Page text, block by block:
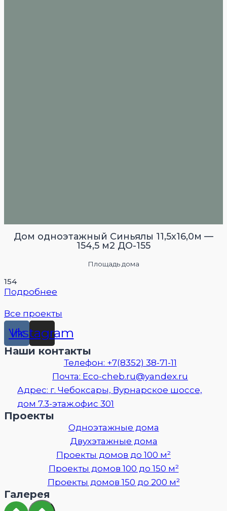
Дом одноэтажный Синьялы 11,5х16,0м —
154,5 м2 ДО-155
Площадь дома
154
Подробнее
Все проекты
Vk
Instagram
Наши контакты
Телефон: +7(8352) 38-71-11
Почта: Eco-cheb.ru@yandex.ru
Адрес: г. Чебоксары, Вурнарское шоссе,
дом 7.3-этаж.офис 301
Проекты
Одноэтажные дома
Двухэтажные дома
Проекты домов до 100 м²
Проекты домов 100 до 150 м²
Проекты домов 150 до 200 м²
Галерея